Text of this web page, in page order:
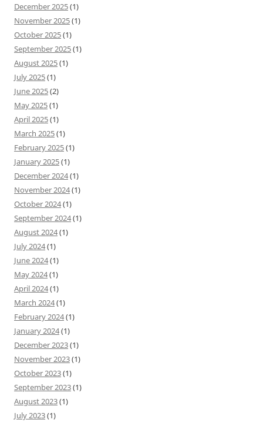
December 2025(1)
November 2025(1)
October 2025(1)
September 2025(1)
August 2025(1)
July 2025(1)
June 2025(2)
May 2025(1)
April 2025(1)
March 2025(1)
February 2025(1)
January 2025(1)
December 2024(1)
November 2024(1)
October 2024(1)
September 2024(1)
August 2024(1)
July 2024(1)
June 2024(1)
May 2024(1)
April 2024(1)
March 2024(1)
February 2024(1)
January 2024(1)
December 2023(1)
November 2023(1)
October 2023(1)
September 2023(1)
August 2023(1)
July 2023(1)